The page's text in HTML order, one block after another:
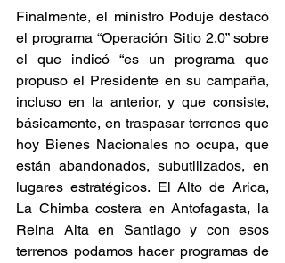
Finalmente, el ministro Poduje destacó
el programa “Operación Sitio 2.0” sobre
el que indicó “es un programa que
propuso el Presidente en su campaña,
incluso en la anterior, y que consiste,
básicamente, en traspasar terrenos que
hoy Bienes Nacionales no ocupa, que
están abandonados, subutilizados, en
lugares estratégicos. El Alto de Arica,
La Chimba costera en Antofagasta, la
Reina Alta en Santiago y con esos
terrenos podamos hacer programas de